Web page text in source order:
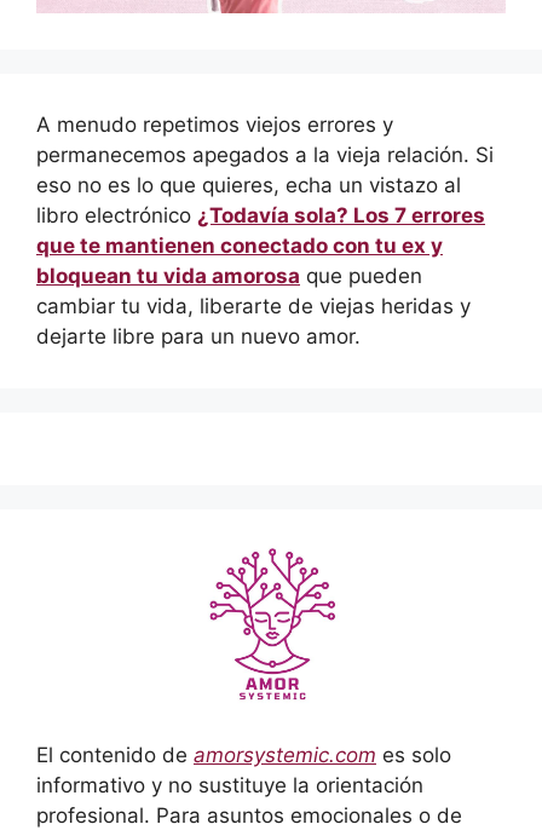
A menudo repetimos viejos errores y
permanecemos apegados a la vieja relación. Si
eso no es lo que quieres, echa un vistazo al
libro electrónico ¿Todavía sola? Los 7 errores
que te mantienen conectado con tu ex y
bloquean tu vida amorosa que pueden
cambiar tu vida, liberarte de viejas heridas y
dejarte libre para un nuevo amor.
El contenido de amorsystemic.com es solo
informativo y no sustituye la orientación
profesional. Para asuntos emocionales o de